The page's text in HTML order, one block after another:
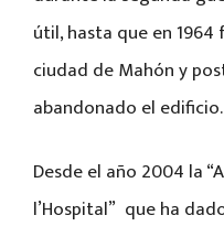
útil, hasta que en
ciudad de Mahón y
abandonado el edificio.
Desde el año 2004 la
l’Hospital” que ha